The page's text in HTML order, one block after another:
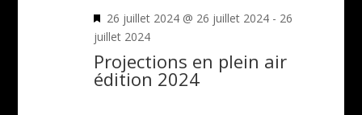
Mis
en
avant
26 juillet 2024 @ 26 juillet 2024 - 26
juillet 2024
Projections en plein air
édition 2024